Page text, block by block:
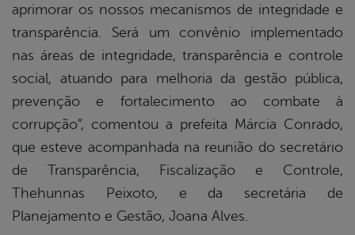
aprimorar os nossos mecanismos de integridade e
transparência. Será um convênio implementado
nas áreas de integridade, transparência e controle
social, atuando para melhoria da gestão pública,
prevenção e fortalecimento ao combate à
corrupção”, comentou a prefeita Márcia Conrado,
que esteve acompanhada na reunião do secretário
de Transparência, Fiscalização e Controle,
Thehunnas Peixoto, e da secretária de
Planejamento e Gestão, Joana Alves.